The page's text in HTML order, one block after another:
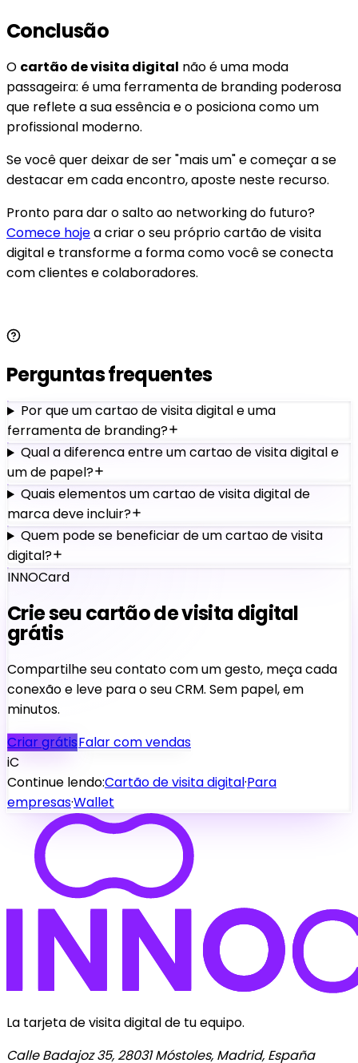
Conclusão
O cartão de visita digital não é uma moda
passageira: é uma ferramenta de branding poderosa
que reflete a sua essência e o posiciona como um
profissional moderno.
Se você quer deixar de ser "mais um" e começar a se
destacar em cada encontro, aposte neste recurso.
Pronto para dar o salto ao networking do futuro?
Comece hojea criar o seu próprio cartão de visita
digital e transforme a forma como você se conecta
com clientes e colaboradores.
Perguntas frequentes
Por que um cartao de visita digital e uma
ferramenta de branding?
Qual a diferenca entre um cartao de visita digital e
um de papel?
Quais elementos um cartao de visita digital de
marca deve incluir?
Quem pode se beneficiar de um cartao de visita
digital?
INNOCard
Crie seu cartão de visita digital
grátis
Compartilhe seu contato com um gesto, meça cada
conexão e leve para o seu CRM. Sem papel, em
minutos.
Criar grátisFalar com vendas
iC
Continue lendo:Cartão de visita digital·Para
empresas·Wallet
La tarjeta de visita digital de tu equipo.
Calle Badajoz 35, 28031 Móstoles, Madrid, España